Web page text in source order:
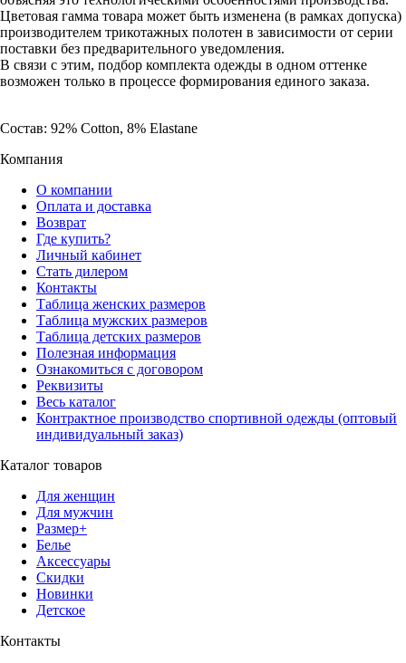
Цветовая гамма товара может быть изменена (в рамках допуска)
производителем трикотажных полотен в зависимости от серии
поставки без предварительного уведомления.
В связи с этим, подбор комплекта одежды в одном оттенке
возможен только в процессе формирования единого заказа.
Состав: 92% Cotton, 8% Elastane
Компания
О компании
Оплата и доставка
Возврат
Где купить?
Личный кабинет
Стать дилером
Контакты
Таблица женских размеров
Таблица мужских размеров
Таблица детских размеров
Полезная информация
Ознакомиться с договором
Реквизиты
Весь каталог
Контрактное производство спортивной одежды (оптовый
индивидуальный заказ)
Каталог товаров
Для женщин
Для мужчин
Размер+
Белье
Аксессуары
Скидки
Новинки
Детское
Контакты